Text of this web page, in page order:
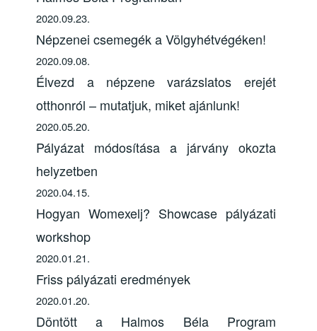
2020.09.23.
Népzenei csemegék a Völgyhétvégéken!
2020.09.08.
Élvezd a népzene varázslatos erejét
otthonról – mutatjuk, miket ajánlunk!
2020.05.20.
Pályázat módosítása a járvány okozta
helyzetben
2020.04.15.
Hogyan Womexelj? Showcase pályázati
workshop
2020.01.21.
Friss pályázati eredmények
2020.01.20.
Döntött a Halmos Béla Program